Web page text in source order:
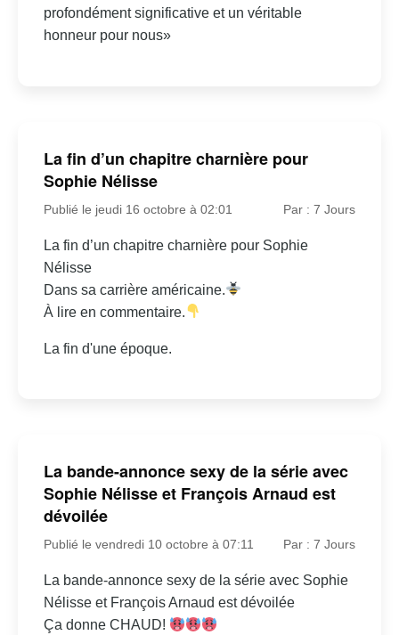
profondément significative et un véritable
honneur pour nous»
La fin d’un chapitre charnière pour
Sophie Nélisse
Publié le jeudi 16 octobre à 02:01 Par : 7 Jours
La fin d’un chapitre charnière pour Sophie
Nélisse
Dans sa carrière américaine.
À lire en commentaire.
La fin d'une époque.
La bande-annonce sexy de la série avec
Sophie Nélisse et François Arnaud est
dévoilée
Publié le vendredi 10 octobre à 07:11 Par : 7 Jours
La bande-annonce sexy de la série avec Sophie
Nélisse et François Arnaud est dévoilée
Ça donne CHAUD!